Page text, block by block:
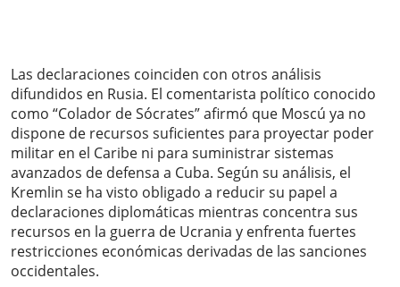
Las declaraciones coinciden con otros análisis
difundidos en Rusia. El comentarista político conocido
como “Colador de Sócrates” afirmó que Moscú ya no
dispone de recursos suficientes para proyectar poder
militar en el Caribe ni para suministrar sistemas
avanzados de defensa a Cuba. Según su análisis, el
Kremlin se ha visto obligado a reducir su papel a
declaraciones diplomáticas mientras concentra sus
recursos en la guerra de Ucrania y enfrenta fuertes
restricciones económicas derivadas de las sanciones
occidentales.